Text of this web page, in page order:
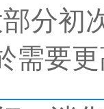
部分初
需要